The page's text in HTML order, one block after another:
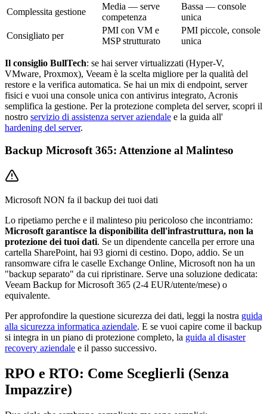
Complessita gestione
Media — serve
competenza
Bassa — console
unica
Consigliato per
PMI con VM e
MSP strutturato
PMI piccole, console
unica
Il consiglio BullTech: se hai server virtualizzati (Hyper-V,
VMware, Proxmox), Veeam è la scelta migliore per la qualità del
restore e la verifica automatica. Se hai un mix di endpoint, server
fisici e vuoi una console unica con antivirus integrato, Acronis
semplifica la gestione. Per la protezione completa del server, scopri il
nostro servizio di assistenza server aziendale e la guida all'
hardening del server.
Backup Microsoft 365: Attenzione al Malinteso
Microsoft NON fa il backup dei tuoi dati
Lo ripetiamo perche e il malinteso piu pericoloso che incontriamo:
Microsoft garantisce la disponibilita dell'infrastruttura, non la
protezione dei tuoi dati. Se un dipendente cancella per errore una
cartella SharePoint, hai 93 giorni di cestino. Dopo, addio. Se un
ransomware cifra le caselle Exchange Online, Microsoft non ha un
"backup separato" da cui ripristinare. Serve una soluzione dedicata:
Veeam Backup for Microsoft 365 (2-4 EUR/utente/mese) o
equivalente.
Per approfondire la questione sicurezza dei dati, leggi la nostra guida
alla sicurezza informatica aziendale. E se vuoi capire come il backup
si integra in un piano di protezione completo, la guida al disaster
recovery aziendale e il passo successivo.
RPO e RTO: Come Sceglierli (Senza
Impazzire)